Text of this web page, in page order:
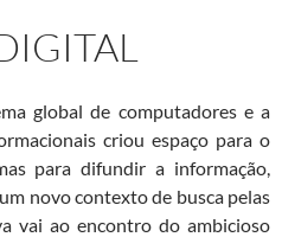
global de computadores e a
criou espaço para o
para difundir a informação,
novo contexto de busca pelas
vai ao encontro do ambicioso